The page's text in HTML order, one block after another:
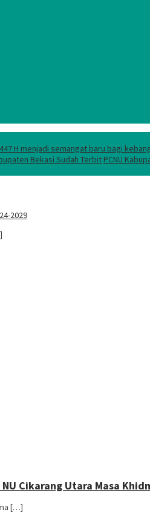
H menjadi semangat baru bagi
Bekasi Sudah Terbit PCNU
2029
Cikarang Utara Masa
[…]